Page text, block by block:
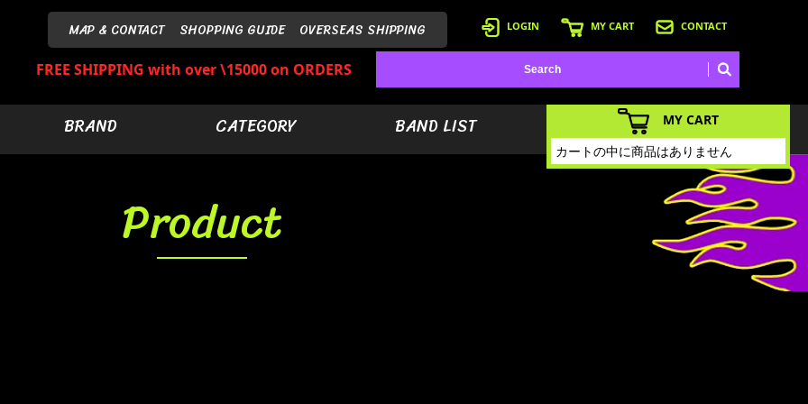
MAP & CONTACT SHOPPING GUIDE OVERSEAS SHIPPING LOGIN MY CART CONTACT
FREE SHIPPING with over \15000 on ORDERS
BRAND CATEGORY BAND LIST
Product
MY CART
カートの中に商品はありません